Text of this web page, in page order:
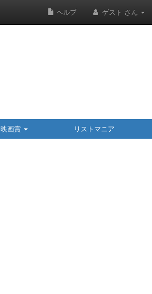
ヘルプ ゲスト さん
映画賞 リストマニア